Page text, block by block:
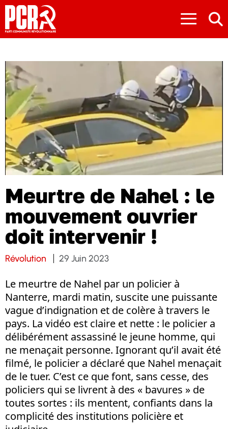
≡
Meurtre de Nahel : le
mouvement ouvrier
doit intervenir !
Révolution 29 Juin 2023
Le meurtre de Nahel par un policier à
Nanterre, mardi matin, suscite une puissante
vague d’indignation et de colère à travers le
pays. La vidéo est claire et nette : le policier a
délibérément assassiné le jeune homme, qui
ne menaçait personne. Ignorant qu’il avait été
filmé, le policier a déclaré que Nahel menaçait
de le tuer. C’est ce que font, sans cesse, des
policiers qui se livrent à des « bavures » de
toutes sortes : ils mentent, confiants dans la
complicité des institutions policière et